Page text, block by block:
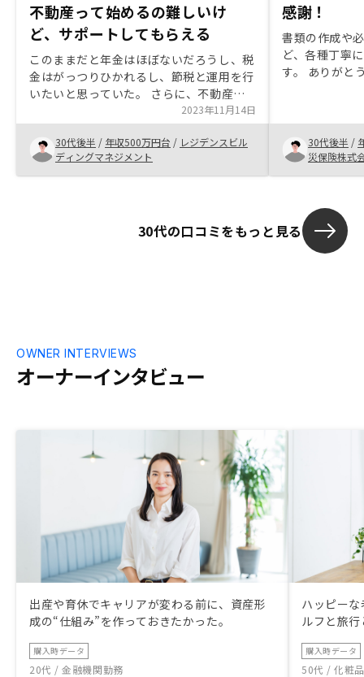
不動産って始めるの難しいけ
ど、サポートしてもらえる
このままだと年金はほぼないだろうし、税
金はがっつりひかれるし、節税と運用を行
いたいと思っていた。 さらに、不動産会
社に勤めており、まわりにやっている年配
の人もおり、不動産の価値、収益が有利に
なると感じていたからわたしの不備もあっ
たが、書類不備とかで、結構頻繁に処理が
あったので、そこが減ると助かるかと
2023年11月14日
30代後半 / 年収500万円台 / レジデンスビル
ディングマネジメント
感謝！
書類の作成や
ど、各種丁寧
す。 ありがと
ありがとうご
30代後半 /
災保険株式
30代の口コミをもっと見る
オーナーインタビュー
OWNER INTERVIEWS
出産や育休でキャリアが変わる前に、資産形
成の“仕組み”を作っておきたかった。
購入時データ
20代 / 金融機関勤務
ハッピー
ルフと旅
購入時データ
50代 / 化粧